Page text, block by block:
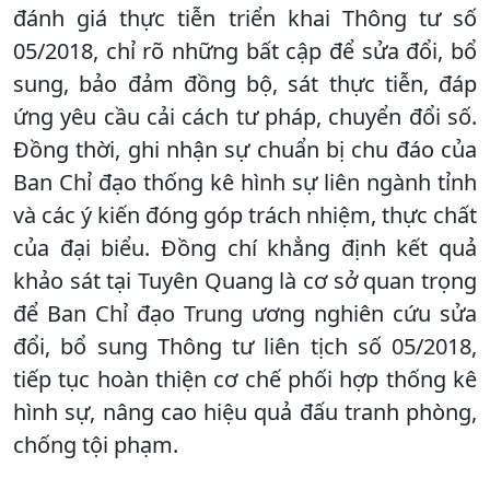
đánh giá thực tiễn triển khai Thông tư số
05/2018, chỉ rõ những bất cập để sửa đổi, bổ
sung, bảo đảm đồng bộ, sát thực tiễn, đáp
ứng yêu cầu cải cách tư pháp, chuyển đổi số.
Đồng thời, ghi nhận sự chuẩn bị chu đáo của
Ban Chỉ đạo thống kê hình sự liên ngành tỉnh
và các ý kiến đóng góp trách nhiệm, thực chất
của đại biểu. Đồng chí khẳng định kết quả
khảo sát tại Tuyên Quang là cơ sở quan trọng
để Ban Chỉ đạo Trung ương nghiên cứu sửa
đổi, bổ sung Thông tư liên tịch số 05/2018,
tiếp tục hoàn thiện cơ chế phối hợp thống kê
hình sự, nâng cao hiệu quả đấu tranh phòng,
chống tội phạm.